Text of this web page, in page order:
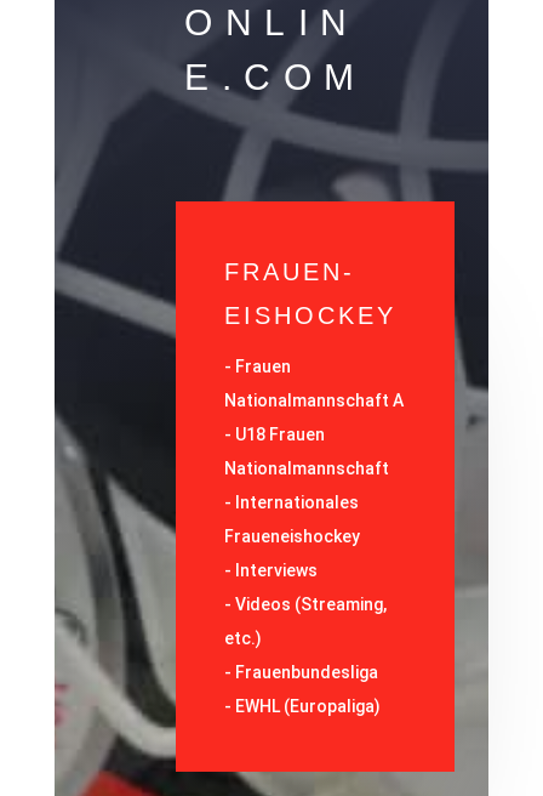
ONLIN
E.COM
FRAUEN-
EISHOCKEY
- Frauen
Nationalmannschaft A
- U18 Frauen
Nationalmannschaft
- Internationales
Fraueneishockey
- Interviews
-Videos (Streaming,
etc.)
- Frauenbundesliga
- EWHL (Europaliga)